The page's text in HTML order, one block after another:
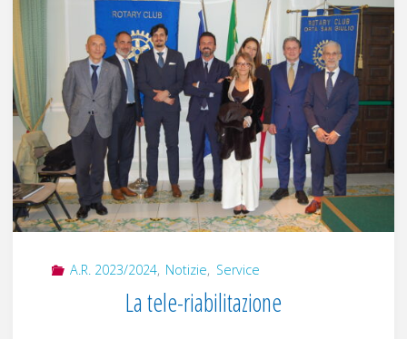
noi:
ambasciatori
di
sostenibilità"
A.R. 2023/2024, Notizie, Service
La tele-riabilitazione